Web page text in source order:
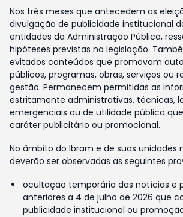
Nos três meses que antecedem as
divulgação de publicidade institucional
entidades da Administração Pública,
hipóteses previstas na legislação.
evitados conteúdos que promovam
públicos, programas, obras, serviços ou
gestão. Permanecem permitidas as
estritamente administrativas, técnicas,
emergenciais ou de utilidade pública
caráter publicitário ou promocional.
No âmbito do Ibram e de suas unidades
deverão ser observadas as seguintes
ocultação temporária das notícias e
anteriores a 4 de julho de 2026 que
publicidade institucional ou